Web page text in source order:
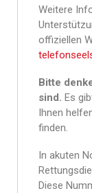
Weitere
offiziellen
Bitte
sind. Es
Ihnen
finden.
In akuten
Diese